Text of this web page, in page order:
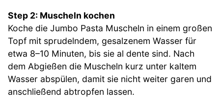
Step 2: Muscheln kochen
Koche die Jumbo Pasta Muscheln in einem großen
Topf mit sprudelndem, gesalzenem Wasser für
etwa 8–10 Minuten, bis sie al dente sind. Nach
dem Abgießen die Muscheln kurz unter kaltem
Wasser abspülen, damit sie nicht weiter garen und
anschließend abtropfen lassen.